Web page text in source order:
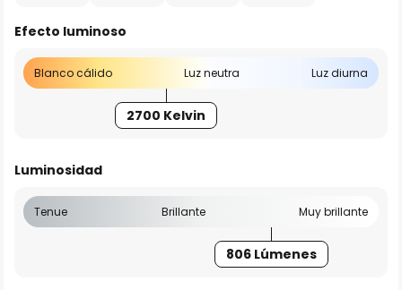
Efecto luminoso
Blanco cálido Luz neutra Luz diurna
2700 Kelvin
Luminosidad
Tenue Brillante Muy brillante
806 Lúmenes